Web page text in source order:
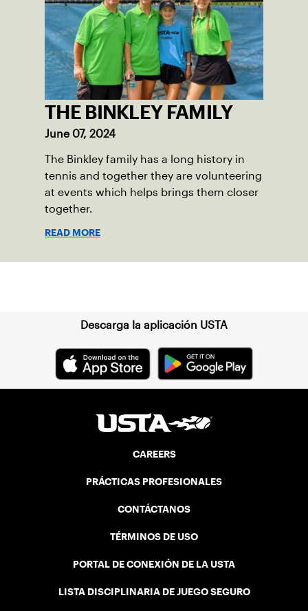
THE BINKLEY FAMILY
June 07, 2024
The Binkley family has a long history in
tennis and together they are volunteering
at events which helps brings them closer
together.
READ MORE
Descarga la aplicación USTA
CAREERS
PRÁCTICAS PROFESIONALES
CONTÁCTANOS
TÉRMINOS DE USO
PORTAL DE CONEXIÓN DE LA USTA
LISTA DISCIPLINARIA DE JUEGO SEGURO